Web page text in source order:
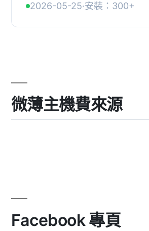
方便排序特色文章。, 支援
型。, 自...
2026-05-25·安裝：300+
微薄主機費來源
Facebook 專頁